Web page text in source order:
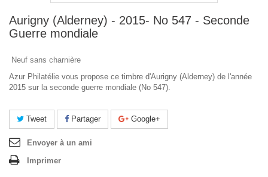
Aurigny (Alderney) - 2015- No 547 - Seconde
Guerre mondiale
Neuf sans charnière
Azur Philatélie vous propose ce timbre d'Aurigny (Alderney) de l'année
2015 sur la seconde guerre mondiale (No 547).
Tweet Partager Google+
Envoyer à un ami
Imprimer